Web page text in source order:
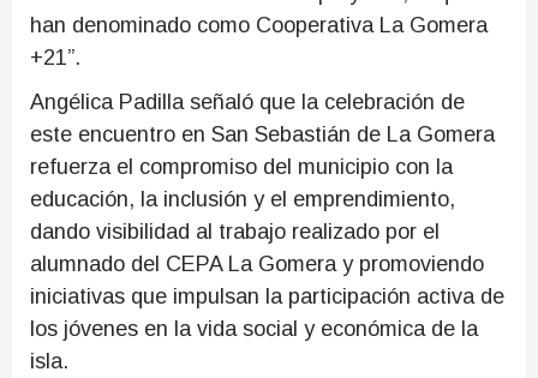
han denominado como Cooperativa La Gomera
+21”.
Angélica Padilla señaló que la celebración de
este encuentro en San Sebastián de La Gomera
refuerza el compromiso del municipio con la
educación, la inclusión y el emprendimiento,
dando visibilidad al trabajo realizado por el
alumnado del CEPA La Gomera y promoviendo
iniciativas que impulsan la participación activa de
los jóvenes en la vida social y económica de la
isla.